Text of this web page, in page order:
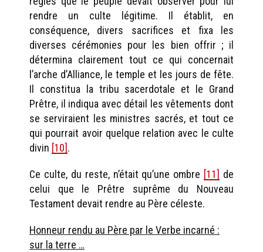
rendre un culte légitime. Il établit, en
conséquence, divers sacrifices et fixa les
diverses cérémonies pour les bien offrir ; il
détermina clairement tout ce qui concernait
l’arche d’Alliance, le temple et les jours de fête.
Il constitua la tribu sacerdotale et le Grand
Prêtre, il indiqua avec détail les vêtements dont
se serviraient les ministres sacrés, et tout ce
qui pourrait avoir quelque relation avec le culte
divin [10].
Ce culte, du reste, n’était qu’une ombre [11] de
celui que le Prêtre suprême du Nouveau
Testament devait rendre au Père céleste.
Honneur rendu au Père par le Verbe incarné :
sur la terre …